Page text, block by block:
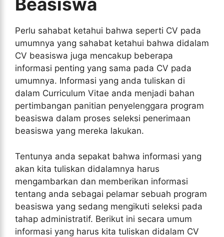
Perlu sahabat ketahui bahwa seperti CV pada
umumnya yang sahabat ketahui bahwa didalam
CV beasiswa juga mencakup beberapa
informasi penting yang sama pada CV pada
umumnya. Informasi yang anda tuliskan di
dalam Curriculum Vitae anda menjadi bahan
pertimbangan panitian penyelenggara program
beasiswa dalam proses seleksi penerimaan
beasiswa yang mereka lakukan.
Tentunya anda sepakat bahwa informasi yang
akan kita tuliskan didalamnya harus
mengambarkan dan memberikan informasi
tentang anda sebagai pelamar sebuah program
beasiswa yang sedang mengikuti seleksi pada
tahap administratif. Berikut ini secara umum
informasi yang harus kita tuliskan didalam CV